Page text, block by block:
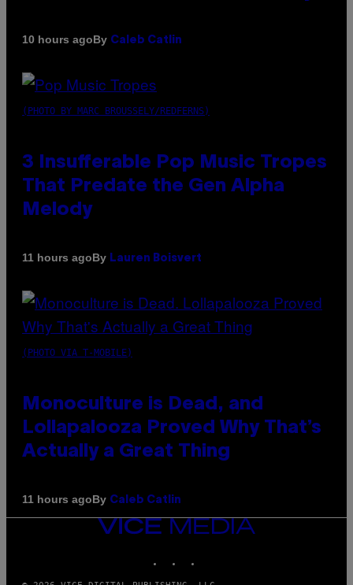
10 hours agoBy Caleb Catlin
(PHOTO BY MARC BROUSSELY/REDFERNS)
3 Insufferable Pop Music Tropes
That Predate the Gen Alpha
Melody
11 hours agoBy Lauren Boisvert
(PHOTO VIA T-MOBILE)
Monoculture is Dead, and
Lollapalooza Proved Why That’s
Actually a Great Thing
11 hours agoBy Caleb Catlin
VICE
MEDIA